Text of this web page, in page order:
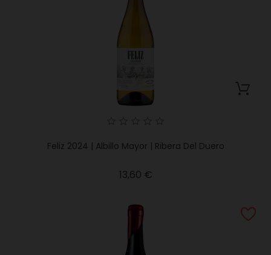
Feliz 2024 | Albillo Mayor | Ribera Del Duero
13,60 €